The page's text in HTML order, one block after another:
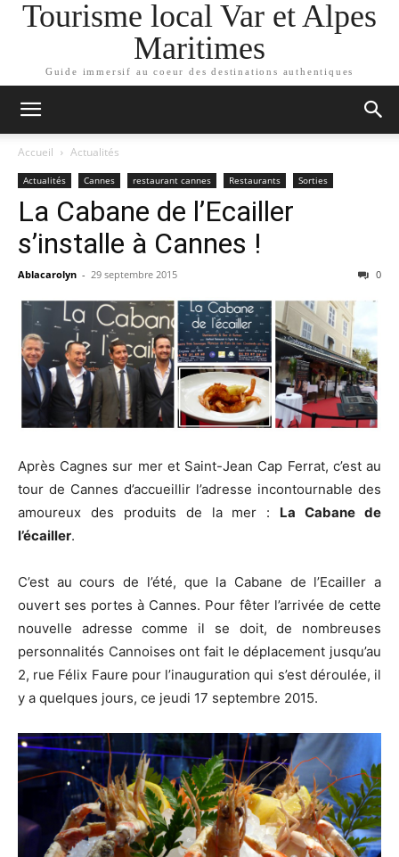
Tourisme local Var et Alpes
Maritimes
Guide immersif au coeur des destinations authentiques
Accueil Actualités
Actualités Cannes restaurant cannes Restaurants Sorties
La Cabane de l’Ecailler
s’installe à Cannes !
Ablacarolyn - 29 septembre 2015 0
Après Cagnes sur mer et Saint-Jean Cap Ferrat, c’est au
tour de Cannes d’accueillir l’adresse incontournable des
amoureux des produits de la mer : La Cabane de
l’écailler.
C’est au cours de l’été, que la Cabane de l’Ecailler a
ouvert ses portes à Cannes. Pour fêter l’arrivée de cette
nouvelle adresse comme il se doit, de nombreuses
personnalités Cannoises ont fait le déplacement jusqu’au
2, rue Félix Faure pour l’inauguration qui s’est déroulée, il
y a quelques jours, ce jeudi 17 septembre 2015.